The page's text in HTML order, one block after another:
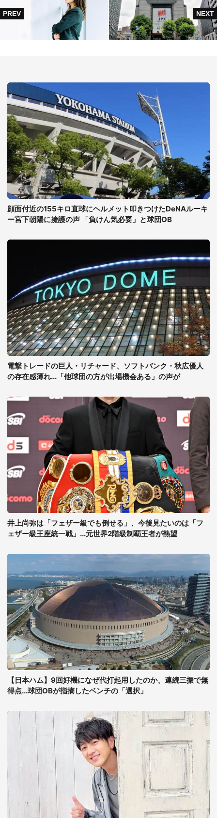
顔面付近の155キロ直球にヘルメット叩きつけたDeNAルーキ
ー宮下朝陽に擁護の声 「負けん気必要」と球団OB
電撃トレードの巨人・リチャード、ソフトバンク・秋広優人
の存在感薄れ...「他球団の方が出場機会ある」の声が
井上尚弥は「フェザー級でも倒せる」、今後見たいのは「フ
ェザー級王座統一戦」...元世界2階級制覇王者が熱望
【日本ハム】9回好機になぜ代打起用したのか、連続三振で無
得点...球団OBが指摘したベンチの「選択」